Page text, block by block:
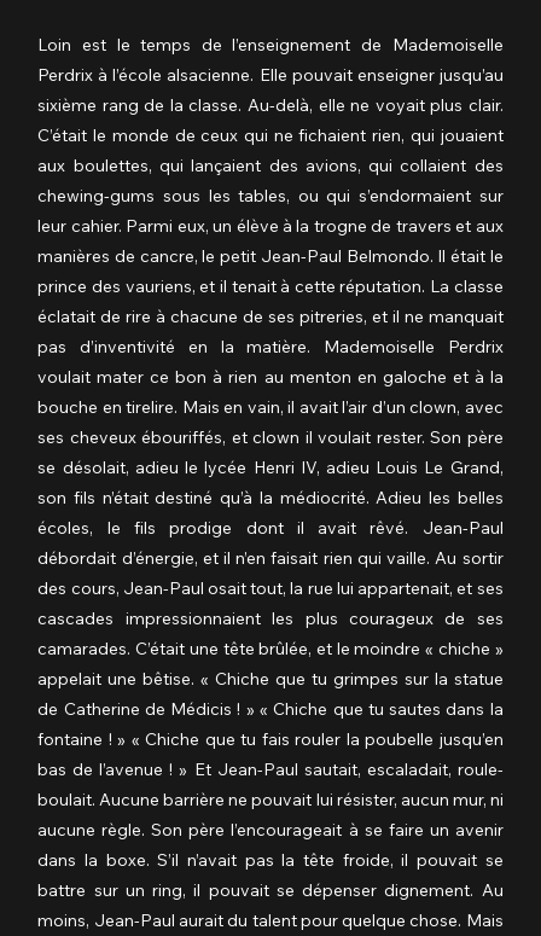
Loin est le temps de l’enseignement de Mademoiselle
Perdrix à l’école alsacienne. Elle pouvait enseigner jusqu’au
sixième rang de la classe. Au-delà, elle ne voyait plus clair.
C’était le monde de ceux qui ne fichaient rien, qui jouaient
aux boulettes, qui lançaient des avions, qui collaient des
chewing-gums sous les tables, ou qui s’endormaient sur
leur cahier. Parmi eux, un élève à la trogne de travers et aux
manières de cancre, le petit Jean-Paul Belmondo. Il était le
prince des vauriens, et il tenait à cette réputation. La classe
éclatait de rire à chacune de ses pitreries, et il ne manquait
pas d’inventivité en la matière. Mademoiselle Perdrix
voulait mater ce bon à rien au menton en galoche et à la
bouche en tirelire. Mais en vain, il avait l’air d’un clown, avec
ses cheveux ébouriffés, et clown il voulait rester. Son père
se désolait, adieu le lycée Henri IV, adieu Louis Le Grand,
son fils n’était destiné qu’à la médiocrité. Adieu les belles
écoles, le fils prodige dont il avait rêvé. Jean-Paul
débordait d’énergie, et il n’en faisait rien qui vaille. Au sortir
des cours, Jean-Paul osait tout, la rue lui appartenait, et ses
cascades impressionnaient les plus courageux de ses
camarades. C’était une tête brûlée, et le moindre « chiche »
appelait une bêtise. « Chiche que tu grimpes sur la statue
de Catherine de Médicis ! » « Chiche que tu sautes dans la
fontaine ! » « Chiche que tu fais rouler la poubelle jusqu’en
bas de l’avenue ! » Et Jean-Paul sautait, escaladait, roule-
boulait. Aucune barrière ne pouvait lui résister, aucun mur, ni
aucune règle. Son père l’encourageait à se faire un avenir
dans la boxe. S’il n’avait pas la tête froide, il pouvait se
battre sur un ring, il pouvait se dépenser dignement. Au
moins, Jean-Paul aurait du talent pour quelque chose. Mais